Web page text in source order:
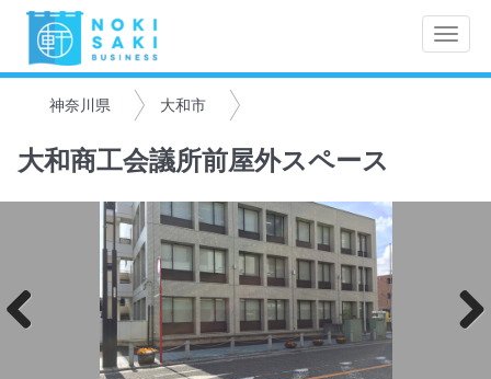
Toggle
神奈川県 大和市
大和商工会議所前屋外スペース